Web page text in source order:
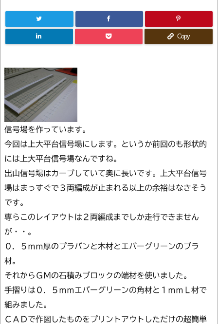
Copy
信号場を作っています。
今回は上大平台信号場にします。というか前回のも形状的
には上大平台信号場なんですね。
出山信号場はカーブしていて奥に長いです。上大平台信号
場はまっすぐで３両編成が止まれる以上の余裕はなさそう
です。
専らこのレイアウトは２両編成までしか走行できません
が・・。
０．５ｍｍ厚のプラバンと木材とエバーグリーンのプラ
材。
それからＧＭの石積みブロックの端材を使いました。
手摺りは０．５ｍｍエバーグリーンの角材と１ｍｍＬ材で
組みました。
ＣＡＤで作図したものをプリントアウトしただけの超簡単